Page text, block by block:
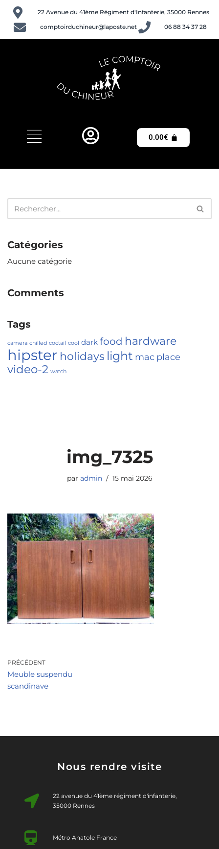
Aller
au
22 Avenue du 41ème Régiment d'Infanterie, 35000 Rennes
comptoirduchineur@laposte.net
06 88 34 37 28
0.00€
Catégories
Aucune catégorie
Comments
Tags
camera chilled coctail cool dark food hardware
hipster holidays light mac place
video-2 watch
img_7325
par admin 15 mai 2026
PRÉCÉDENT
Meuble suspendu
scandinave
Nous rendre visite
22 avenue du 41ème régiment d'infanterie,
35000 Rennes
Métro Anatole France